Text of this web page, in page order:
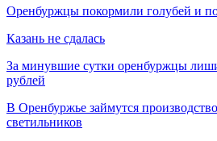
Оренбуржцы покормили голубей и
Казань не сдалась
За минувшие сутки оренбуржцы
рублей
В Оренбуржье займутся
светильников